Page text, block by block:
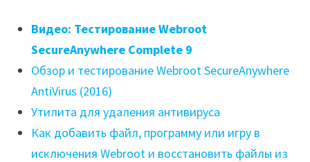
Видео: Тестирование Webroot
SecureAnywhere Complete 9
Обзор и тестирование Webroot SecureAnywhere
AntiVirus (2016)
Утилита для удаления антивируса
Как добавить файл, программу или игру в
исключения Webroot и восстановить файлы из